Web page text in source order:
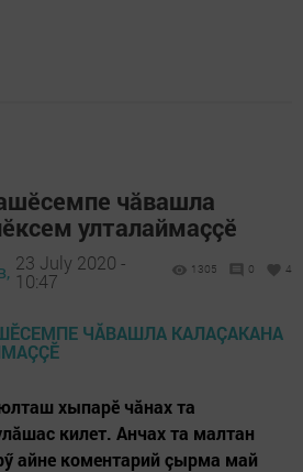
чăвашла
улталаймаççӗ
23 July 2020 -
10:47
1305 0 4
хыпарӗ чăнах та
килет. Анчах та малтан
айне коментарий çырма май